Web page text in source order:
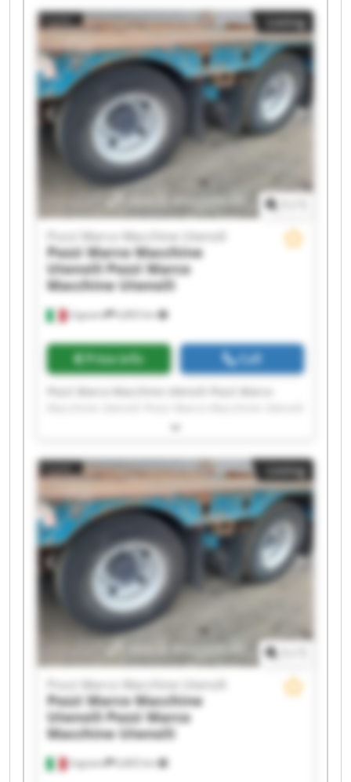
Pozzi Marco Macchine Utensili Pozzi Marco
Macchine Utensili Pozzi Marco Macchine Utensili
Pozzi Marco Macchine Utensili Pozzi Marco
Macchine Utensili Pozzi Marco Macchine Utensili
Pozzi Marco Macchine Utensili Pozzi Marco
Macchine Utensili Pozzi Marco Macchine Utensili
Pozzi Marco Macchine Utensili Pozzi Marco
Macchine Utensili Pozzi Marco Macchine Utensili
Pozzi Marco Macchine Utensili Pozzi Marco
Macchine Utensili
Listing
Urgnano 6,803 km
Pozzi Marco Macchine Utensili
Pozzi Marco Macchine
Utensili Pozzi Marco
Macchine Utensili
Price info Call
Pozzi Marco Macchine Utensili Pozzi Marco
Pozzi Marco Macchine Utensili Pozzi Marco
Pozzi Marco Macchine Utensili Pozzi Marco
Macchine Utensili Pozzi Marco Macchine Utensili
Pozzi Marco Macchine Utensili Pozzi Marco
Macchine Utensili Pozzi Marco Macchine Utensili
Pozzi Marco Macchine Utensili Pozzi Marco
Macchine Utensili Pozzi Marco Macchine Utensili
Pozzi Marco Macchine Utensili Pozzi Marco
Macchine Utensili Pozzi Marco Macchine Utensili
Pozzi Marco Macchine Utensili Pozzi Marco
Macchine Utensili
Listing
Urgnano 6,803 km
Pozzi Marco Macchine Utensili
Pozzi Marco Macchine
Utensili Pozzi Marco
Macchine Utensili